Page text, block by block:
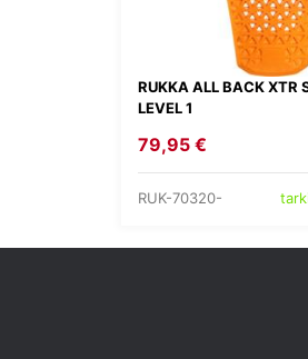
RUKKA ALL BACK XTR
LEVEL 1
79,95 €
RUK-70320-